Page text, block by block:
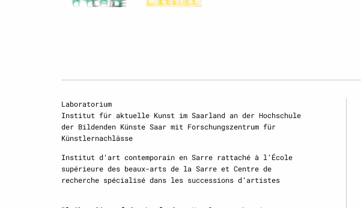
Laboratorium
Institut für aktuelle Kunst im Saarland an der Hochschule
der Bildenden Künste Saar mit Forschungszentrum für
Künstlernachlässe
Institut d‘art contemporain en Sarre rattaché à l‘École
supérieure des beaux-arts de la Sarre et Centre de
recherche spécialisé dans les successions d‘artistes